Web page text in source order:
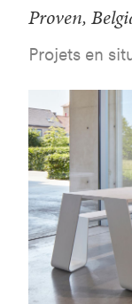
Proven,
Projets en